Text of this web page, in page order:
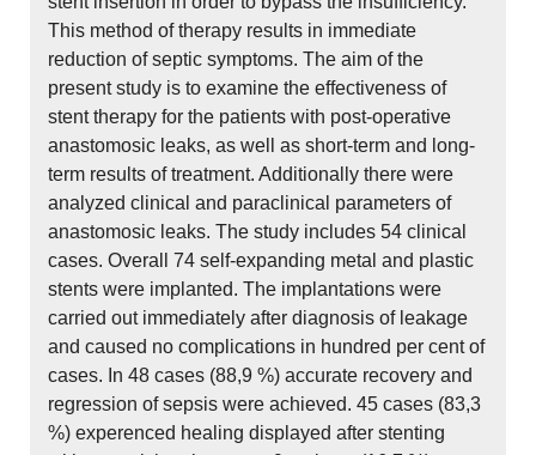
This method of therapy results in immediate
reduction of septic symptoms. The aim of the
present study is to examine the effectiveness of
stent therapy for the patients with post-operative
anastomosic leaks, as well as short-term and long-
term results of treatment. Additionally there were
analyzed clinical and paraclinical parameters of
anastomosic leaks. The study includes 54 clinical
cases. Overall 74 self-expanding metal and plastic
stents were implanted. The implantations were
carried out immediately after diagnosis of leakage
and caused no complications in hundred per cent of
cases. In 48 cases (88,9 %) accurate recovery and
regression of sepsis were achieved. 45 cases (83,3
%) experenced healing displayed after stenting